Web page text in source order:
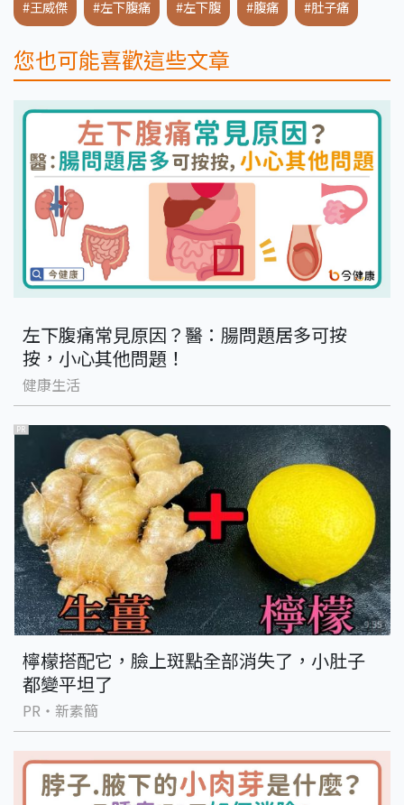
#王威傑 #左下腹痛 #左下腹 #腹痛 #肚子痛
您也可能喜歡這些文章
左下腹痛常見原因？醫：腸問題居多可按
按，小心其他問題！
健康生活
PR
檸檬搭配它，臉上斑點全部消失了，小肚子
都變平坦了
PR・新素簡